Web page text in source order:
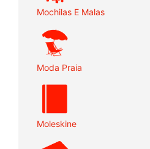
Mochilas E Malas
Moda Praia
Moleskine